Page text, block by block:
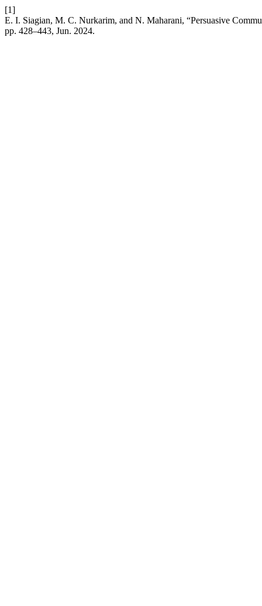
[1]
E. I. Siagian, M. C. Nurkarim, and N. Maharani, “Persuasive
pp. 428–443, Jun. 2024.